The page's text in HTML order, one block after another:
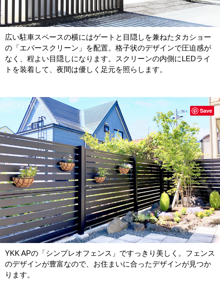
広い駐車スペースの横にはゲートと目隠しを兼ねたタカショー
の「エバースクリーン」を配置。格子状のデザインで圧迫感が
なく、程よい目隠しになります。スクリーンの内側にLEDライ
トを装着して、夜間は優しく足元を照らします。
YKK APの「シンプレオフェンス」ですっきり美しく。フェンス
のデザインが豊富なので、お住まいに合ったデザインが見つか
ります。
Save